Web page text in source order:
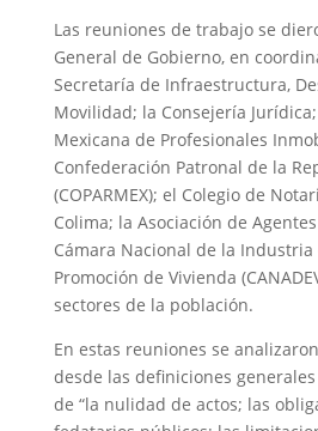
Las reuniones de trabajo se
General de Gobierno, en
Secretaría de Infraestructura,
Movilidad; la Consejería
Mexicana de Profesionales
Confederación Patronal de la
(COPARMEX); el Colegio de
Colima; la Asociación de
Cámara Nacional de la
Promoción de Vivienda
sectores de la población.
En estas reuniones se
desde las definiciones
de “la nulidad de actos; las